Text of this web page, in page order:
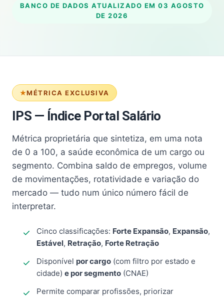
BANCO DE DADOS ATUALIZADO EM 03 AGOSTO
DE 2026
MÉTRICA EXCLUSIVA
IPS — Índice Portal Salário
Métrica proprietária que sintetiza, em uma nota
de 0 a 100, a saúde econômica de um cargo ou
segmento. Combina saldo de empregos, volume
de movimentações, rotatividade e variação do
mercado — tudo num único número fácil de
interpretar.
Cinco classificações: Forte Expansão, Expansão,
Estável, Retração, Forte Retração
Disponível por cargo (com filtro por estado e
cidade) e por segmento (CNAE)
Permite comparar profissões, priorizar